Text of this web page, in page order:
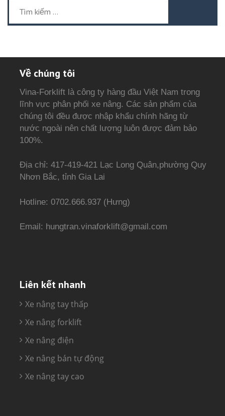
kiếm
cho:
Về chúng tôi
Vina-Forklift là công ty hàng đầu Việt Nam trong
lĩnh vực phân phối xe nâng. Các sản phẩm của
chúng tôi đều được nhập khẩu chính hãng từ
nước ngoài nên chất lượng luôn được đảm bảo
100%.
Địa chỉ: 417-419-421 Lạc Long Quân,phường Quy
Nhơn Bắc, tỉnh Gia Lai
Hotline: 0702.666.937 (Hưng)
Email: hungtran.vinaforklift@gmail.com
Liên kết nhanh
Xe nâng tay thấp
Xe nâng forklift
Xe nâng điện
Xe nâng bán tự động
Xe nâng tay cao